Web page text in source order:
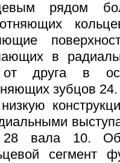
рядом
в
от друга в
зубцов
вала 10.
сегмент